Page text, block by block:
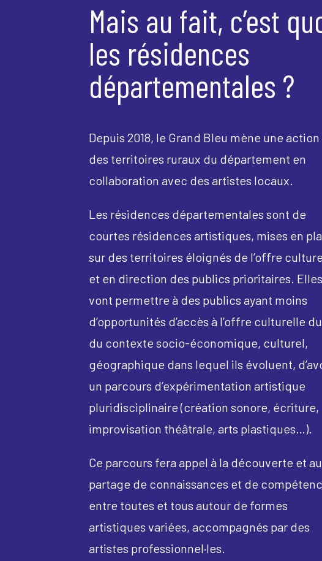
Mais au fait, c’est
les résidences
départementales ?
Depuis 2018, le Grand Bleu mène une
des territoires ruraux du département en
collaboration avec des artistes locaux.
Les résidences départementales sont de
courtes résidences artistiques, mises en
sur des territoires éloignés de l’offre
et en direction des publics prioritaires. Elles
vont permettre à des publics ayant moins
d’opportunités d’accès à l’offre culturelle
du contexte socio-économique, culturel,
géographique dans lequel ils évoluent,
un parcours d’expérimentation artistique
pluridisciplinaire (création sonore, écriture,
improvisation théâtrale, arts plastiques…).
Ce parcours fera appel à la découverte et au
partage de connaissances et de
entre toutes et tous autour de formes
artistiques variées, accompagnés par des
artistes professionnel·les.